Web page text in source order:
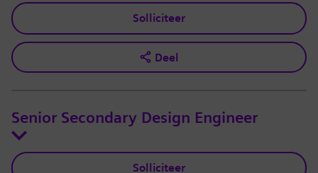
Solliciteer
Deel
Senior Secondary Design Engineer
Solliciteer